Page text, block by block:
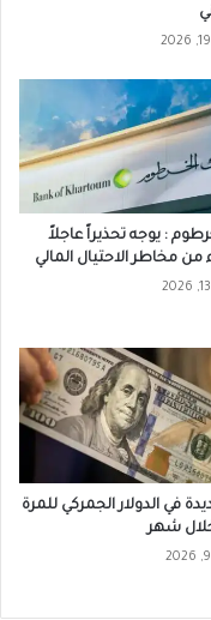
: يوجه تحذيراً عاجلاً
من مخاطر الاحتيال المالي
في الدولار الجمركي للمرة
خلال شهر